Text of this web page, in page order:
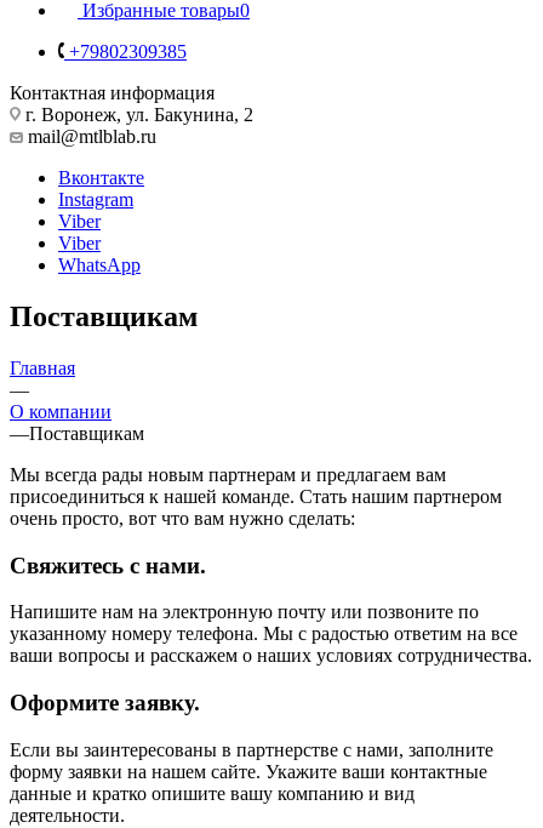
Избранные товары0
+79802309385
Контактная информация
г. Воронеж, ул. Бакунина, 2
mail@mtlblab.ru
Вконтакте
Instagram
Viber
Viber
WhatsApp
Поставщикам
Главная
—
О компании
—Поставщикам
Мы всегда рады новым партнерам и предлагаем вам
присоединиться к нашей команде. Стать нашим партнером
очень просто, вот что вам нужно сделать:
Свяжитесь с нами.
Напишите нам на электронную почту или позвоните по
указанному номеру телефона. Мы с радостью ответим на все
ваши вопросы и расскажем о наших условиях сотрудничества.
Оформите заявку.
Если вы заинтересованы в партнерстве с нами, заполните
форму заявки на нашем сайте. Укажите ваши контактные
данные и кратко опишите вашу компанию и вид
деятельности.